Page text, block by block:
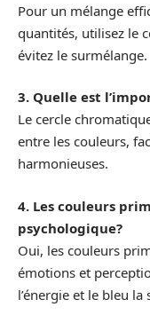
Pour un mélange
quantités, utilisez le
évitez le surmélange.
3. Quelle est
Le cercle
entre les couleurs,
harmonieuses.
4. Les couleurs
psychologique?
Oui, les couleurs
émotions et
l’énergie et le bleu la